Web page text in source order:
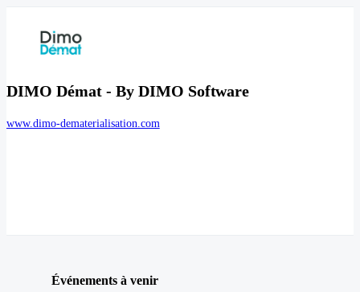
DIMO Démat - By DIMO Software
www.dimo-dematerialisation.com
Événements à venir